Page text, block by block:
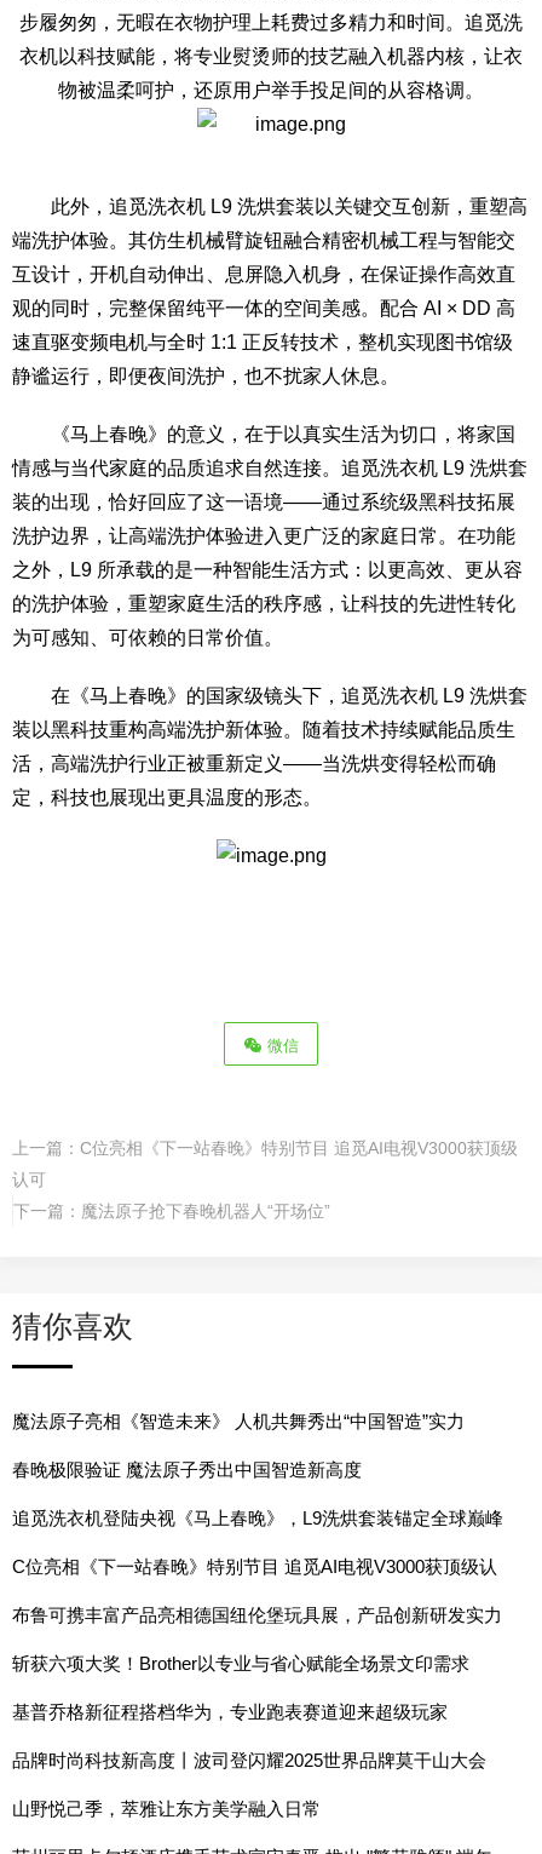
步履匆匆，无暇在衣物护理上耗费过多精力和时间。追觅洗
衣机以科技赋能，将专业熨烫师的技艺融入机器内核，让衣
物被温柔呵护，还原用户举手投足间的从容格调。
此外，追觅洗衣机 L9 洗烘套装以关键交互创新，重塑高
端洗护体验。其仿生机械臂旋钮融合精密机械工程与智能交
互设计，开机自动伸出、息屏隐入机身，在保证操作高效直
观的同时，完整保留纯平一体的空间美感。配合 AI × DD 高
速直驱变频电机与全时 1:1 正反转技术，整机实现图书馆级
静谧运行，即便夜间洗护，也不扰家人休息。
《马上春晚》的意义，在于以真实生活为切口，将家国
情感与当代家庭的品质追求自然连接。追觅洗衣机 L9 洗烘套
装的出现，恰好回应了这一语境——通过系统级黑科技拓展
洗护边界，让高端洗护体验进入更广泛的家庭日常。在功能
之外，L9 所承载的是一种智能生活方式：以更高效、更从容
的洗护体验，重塑家庭生活的秩序感，让科技的先进性转化
为可感知、可依赖的日常价值。
在《马上春晚》的国家级镜头下，追觅洗衣机 L9 洗烘套
装以黑科技重构高端洗护新体验。随着技术持续赋能品质生
活，高端洗护行业正被重新定义——当洗烘变得轻松而确
定，科技也展现出更具温度的形态。
微信
上一篇： C位亮相《下一站春晚》特别节目 追觅AI电视V3000获顶级
认可
下一篇： 魔法原子抢下春晚机器人“开场位”
猜你喜欢
魔法原子亮相《智造未来》 人机共舞秀出“中国智造”实力
春晚极限验证 魔法原子秀出中国智造新高度
追觅洗衣机登陆央视《马上春晚》，L9洗烘套装锚定全球巅峰
的时代之作
C位亮相《下一站春晚》特别节目 追觅AI电视V3000获顶级认
可
布鲁可携丰富产品亮相德国纽伦堡玩具展，产品创新研发实力
持续提升
斩获六项大奖！Brother以专业与省心赋能全场景文印需求
基普乔格新征程搭档华为，专业跑表赛道迎来超级玩家
品牌时尚科技新高度丨波司登闪耀2025世界品牌莫干山大会
山野悦己季，萃雅让东方美学融入日常